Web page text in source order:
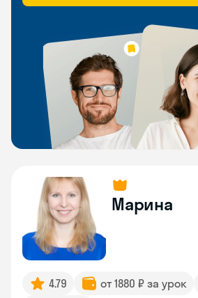
Марина
4.79 от 1880 ₽ за урок